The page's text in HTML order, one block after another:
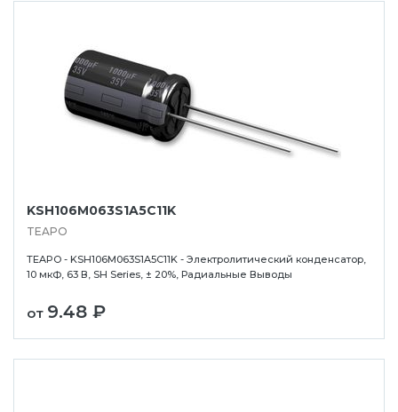
KSH106M063S1A5C11K
TEAPO
TEAPO - KSH106M063S1A5C11K - Электролитический конденсатор,
10 мкФ, 63 В, SH Series, ± 20%, Радиальные Выводы
от 9.48 ₽